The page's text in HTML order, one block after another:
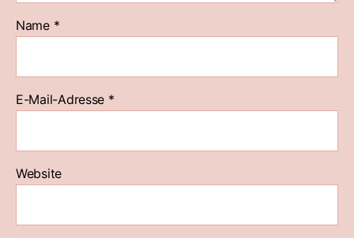
Name *
E-Mail-Adresse *
Website